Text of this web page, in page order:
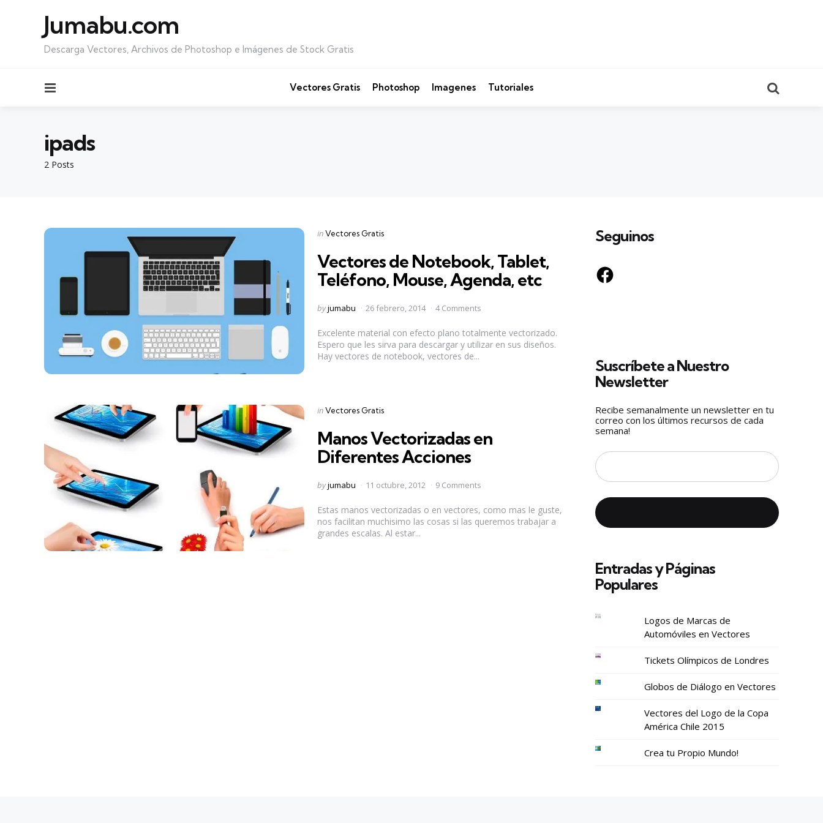
Jumabu.com
Descarga Vectores, Archivos de Photoshop e Imágenes de Stock Gratis
Vectores Gratis Photoshop Imagenes Tutoriales
2 Posts
ipads
Categories
Posted
in Vectores Gratis
Vectores de Notebook, Tablet,
Teléfono, Mouse, Agenda, etc
Posted
byjumabu 26 febrero, 2014 4 Comments
Excelente material con efecto plano totalmente vectorizado.
Espero que les sirva para descargar y utilizar en sus diseños.
Hay vectores de notebook, vectores de...
Categories
Posted
in Vectores Gratis
Manos Vectorizadas en
Diferentes Acciones
Posted
byjumabu 11 octubre, 2012 9 Comments
Estas manos vectorizadas o en vectores, como mas le guste,
nos facilitan muchisimo las cosas si las queremos trabajar a
grandes escalas. Al estar...
Seguinos
Facebook
Suscríbete a Nuestro
Newsletter
Recibe semanalmente un newsletter en tu
correo con los últimos recursos de cada
semana!
Entradas y Páginas
Populares
Logos de Marcas de
Automóviles en Vectores
Tickets Olímpicos de Londres
Globos de Diálogo en Vectores
Vectores del Logo de la Copa
América Chile 2015
Crea tu Propio Mundo!